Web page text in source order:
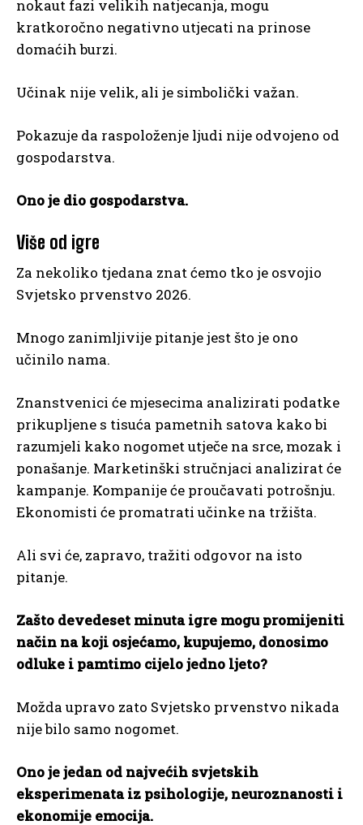
nokaut fazi velikih natjecanja, mogu
kratkoročno negativno utjecati na prinose
domaćih burzi.
Učinak nije velik, ali je simbolički važan.
Pokazuje da raspoloženje ljudi nije odvojeno od
gospodarstva.
Ono je dio gospodarstva.
Više od igre
Za nekoliko tjedana znat ćemo tko je osvojio
Svjetsko prvenstvo 2026.
Mnogo zanimljivije pitanje jest što je ono
učinilo nama.
Znanstvenici će mjesecima analizirati podatke
prikupljene s tisuća pametnih satova kako bi
razumjeli kako nogomet utječe na srce, mozak i
ponašanje. Marketinški stručnjaci analizirat će
kampanje. Kompanije će proučavati potrošnju.
Ekonomisti će promatrati učinke na tržišta.
Ali svi će, zapravo, tražiti odgovor na isto
pitanje.
Zašto devedeset minuta igre mogu promijeniti
način na koji osjećamo, kupujemo, donosimo
odluke i pamtimo cijelo jedno ljeto?
Možda upravo zato Svjetsko prvenstvo nikada
nije bilo samo nogomet.
Ono je jedan od najvećih svjetskih
eksperimenata iz psihologije, neuroznanosti i
ekonomije emocija.